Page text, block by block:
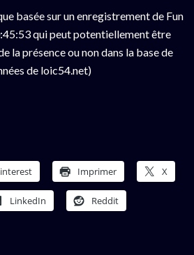
basée sur un enregistrement de Fun
qui peut potentiellement être
la présence ou non dans la base de
de loic54.net)
Imprimer X
LinkedIn Reddit